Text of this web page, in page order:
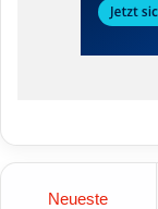
Neueste